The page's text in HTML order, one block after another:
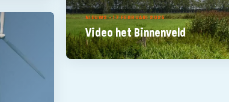
NIEUWS - 17 FEBRUARI 2025
Video het Binnenveld